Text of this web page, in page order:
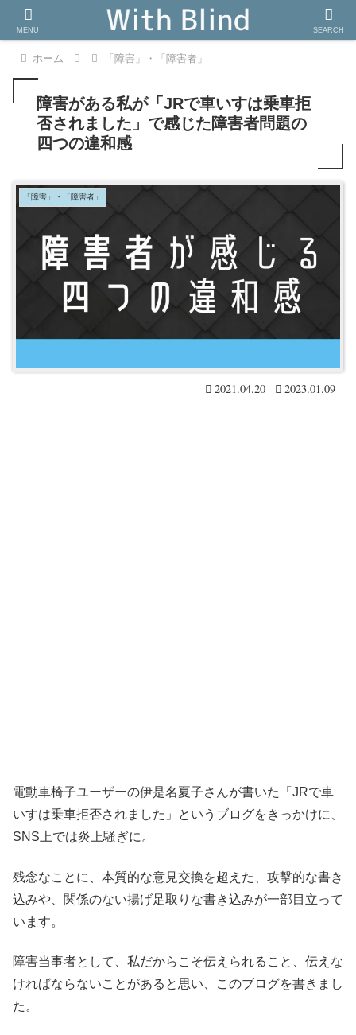
ホーム 「障害」・「障害者」
障害がある私が「JRで車いすは乗車拒
否されました」で感じた障害者問題の
四つの違和感
「障害」・「障害者」
2021.04.20 2023.01.09
電動車椅子ユーザーの伊是名夏子さんが書いた「JRで車
いすは乗車拒否されました」というブログをきっかけに、
SNS上では炎上騒ぎに。
残念なことに、本質的な意見交換を超えた、攻撃的な書き
込みや、関係のない揚げ足取りな書き込みが一部目立って
います。
障害当事者として、私だからこそ伝えられること、伝えな
ければならないことがあると思い、このブログを書きまし
た。
MENU SEARCH